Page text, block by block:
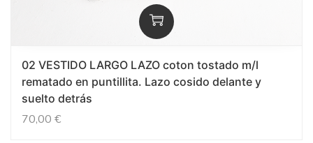
02 VESTIDO LARGO LAZO coton tostado m/l
rematado en puntillita. Lazo cosido delante y
suelto detrás
70,00 €